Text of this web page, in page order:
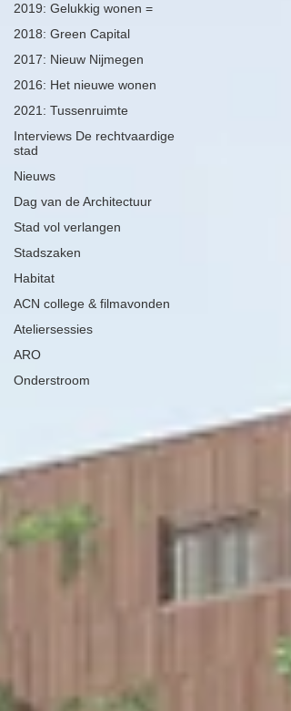
2019: Gelukkig wonen =
2018: Green Capital
2017: Nieuw Nijmegen
2016: Het nieuwe wonen
2021: Tussenruimte
Interviews De rechtvaardige
stad
Nieuws
Dag van de Architectuur
Stad vol verlangen
Stadszaken
Habitat
ACN college & filmavonden
Ateliersessies
ARO
Onderstroom